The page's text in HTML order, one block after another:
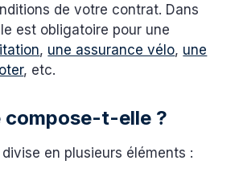
de votre contrat. Dans
est obligatoire pour une
, une assurance vélo, une
, etc.
compose-t-elle ?
en plusieurs éléments :